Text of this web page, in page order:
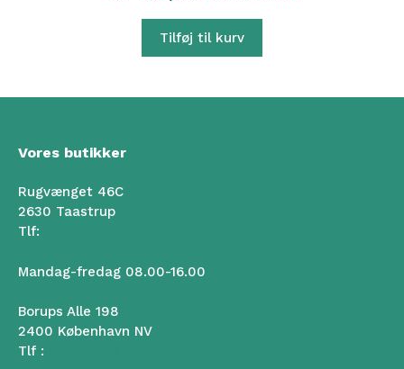
Tilføj til kurv
Vores butikker
Rugvænget 46C
2630 Taastrup
Tlf:
Mandag-fredag 08.00-16.00
Borups Alle 198
2400 København NV
Tlf :